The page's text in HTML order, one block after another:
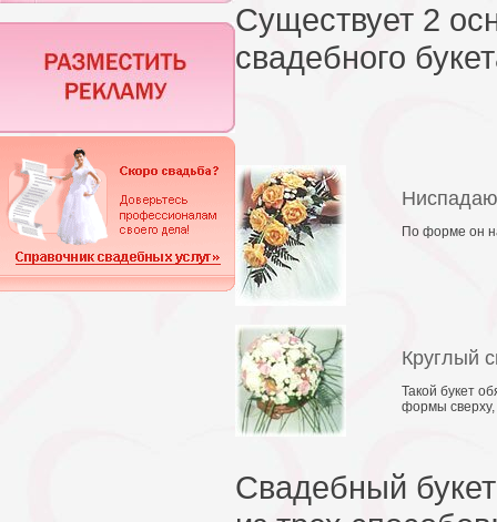
Существует 2
свадебного
По форме он
Круглый
Такой букет
формы
Свадебный